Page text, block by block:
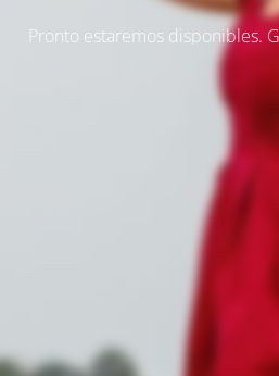
Pronto estaremos disponibles.